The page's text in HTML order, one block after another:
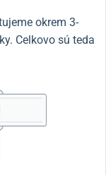
okrem 3-
Celkovo sú teda